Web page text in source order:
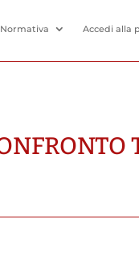
Normativa Accedi alla